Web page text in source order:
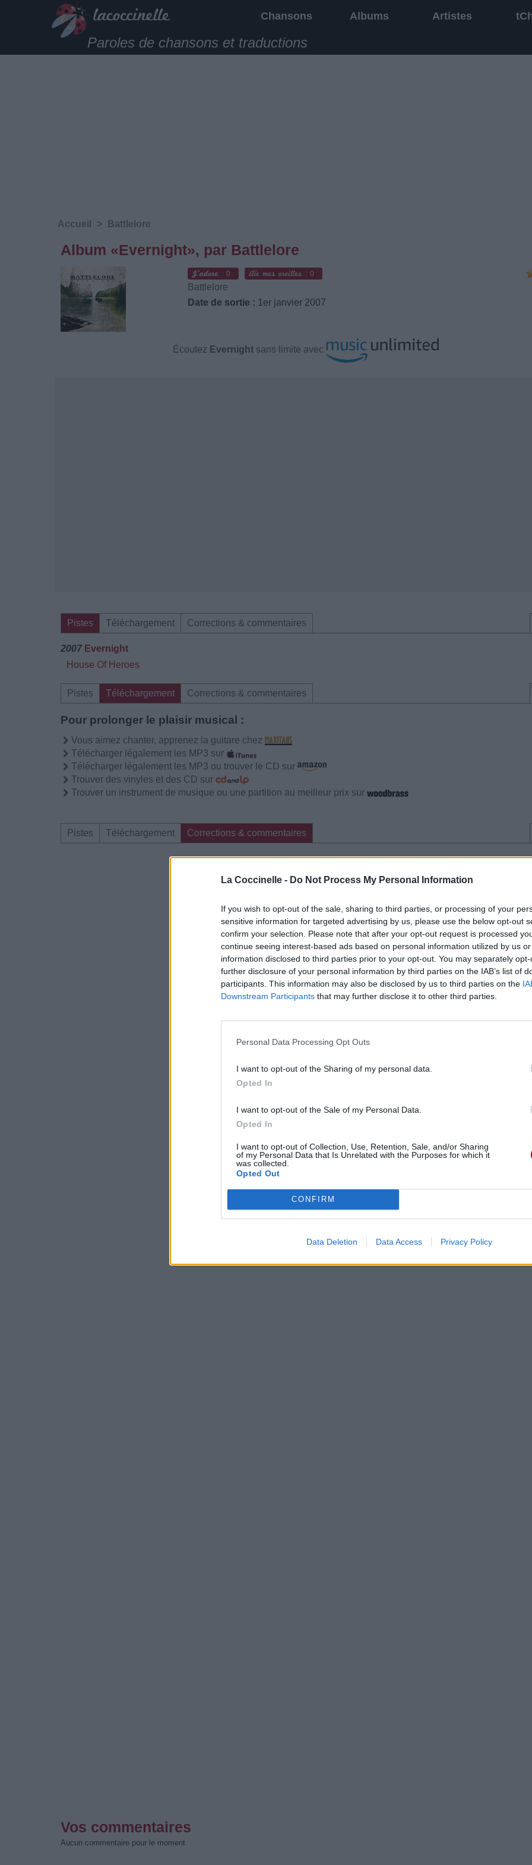
La Coccinelle - Do Not Process My Personal Information
If you wish to opt-out of the sale, sharing to third parties, or processing of your
sensitive information for targeted advertising by us, please use the below opt-out
confirm your selection. Please note that after your opt-out request is processed
continue seeing interest-based ads based on personal information utilized by us
information disclosed to third parties prior to your opt-out. You may separately
further disclosure of your personal information by third parties on the IAB’s list of
participants. This information may also be disclosed by us to third parties on the
Downstream Participants that may further disclose it to other third parties.
Personal Data Processing Opt Outs
I want to opt-out of the Sharing of my personal data.
Opted In
I want to opt-out of the Sale of my Personal Data.
Opted In
I want to opt-out of Collection, Use, Retention, Sale, and/or Sharing
of my Personal Data that Is Unrelated with the Purposes for which it
was collected.
Opted Out
CONFIRM
Data Deletion Data Access Privacy Policy
Chansons Albums Artistes
Paroles de chansons et traductions
Accueil > Battlelore
Album «Evernight», par Battlelore
0 0
Battlelore
Date de sortie : 1er janvier 2007
Écoutez Evernightsans limite avec
Pistes Téléchargement Corrections & commentaires
2007 Evernight
House Of Heroes
Pistes Téléchargement Corrections & commentaires
Pour prolonger le plaisir musical :
Vous aimez chanter, apprenez la guitare chez
Télécharger légalement les MP3 sur
Télécharger légalement les MP3 ou trouver le CD sur
Trouver des vinyles et des CD sur
Trouver un instrument de musique ou une partition au meilleur prix sur
Pistes Téléchargement Corrections & commentaires
Vos commentaires
Aucun commentaire pour le moment